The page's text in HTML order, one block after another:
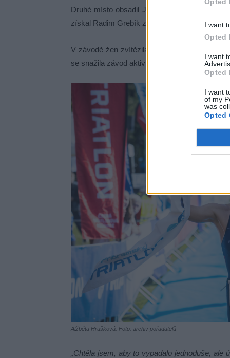
I want
Opted
I want
Opted
I want
of my
was
Opted
Druhé místo obsadil Jan Volár z TriLion
získal Radim Grebík z Titan Trilife.
V závodě žen zvítězila Alžběta Hrušková. Po
se snažila závod aktivně rozdělit. Výhodnou
Alžběta Hrušková. Foto: archiv pořadatelů
„Chtěla jsem, aby to vypadalo jednoduše,